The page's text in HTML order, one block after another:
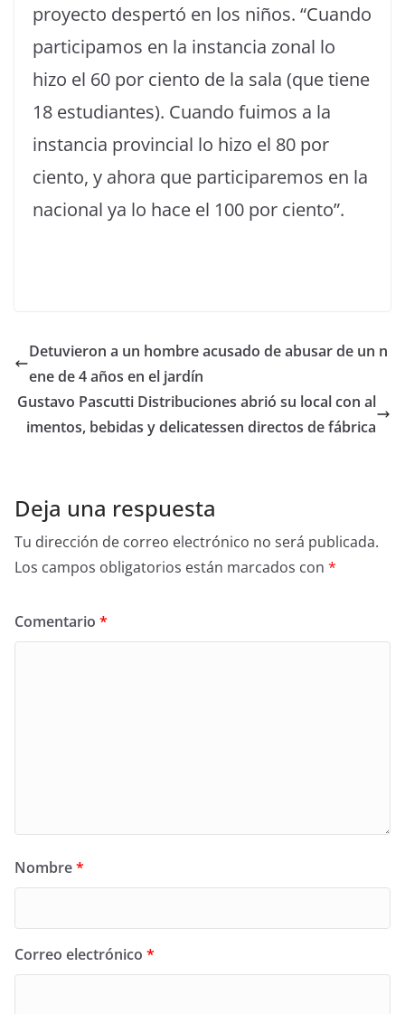
proyecto despertó en los niños. “Cuando
participamos en la instancia zonal lo
hizo el 60 por ciento de la sala (que tiene
18 estudiantes). Cuando fuimos a la
instancia provincial lo hizo el 80 por
ciento, y ahora que participaremos en la
nacional ya lo hace el 100 por ciento”.
Detuvieron a un hombre acusado de abusar de un n
ene de 4 años en el jardín
Gustavo Pascutti Distribuciones abrió su local con al
imentos, bebidas y delicatessen directos de fábrica
Deja una respuesta
Tu dirección de correo electrónico no será publicada.
Los campos obligatorios están marcados con *
Comentario *
Nombre*
Correo electrónico *